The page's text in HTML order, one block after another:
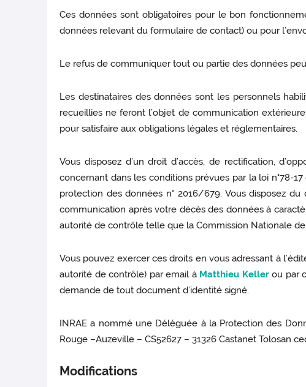
Ces données sont obligatoires pour le bon
données relevant du formulaire de contact) ou pour
Le refus de communiquer tout ou partie des données
Les destinataires des données sont les personnels
recueillies ne feront l’objet de communication
pour satisfaire aux obligations légales et réglementaires.
Vous disposez d’un droit d’accès, de rectification,
concernant dans les conditions prévues par la loi n°78-
protection des données n° 2016/679. Vous disposez
communication après votre décès des données à
autorité de contrôle telle que la Commission Nationale
Vous pouvez exercer ces droits en vous adressant à
autorité de contrôle) par email à Matthieu Kellerou par
demande de tout document d’identité signé.
INRAE a nommé une Déléguée à la Protection des
Rouge –Auzeville – CS52627 – 31326 Castanet Tolosan
Modifications